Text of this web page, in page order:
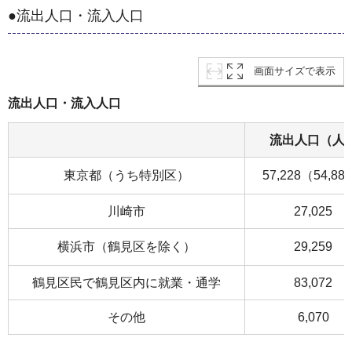
●流出人口・流入人口
画面サイズで表示
流出人口・流入人口
流出人口（人
東京都（うち特別区） 57,228（
川崎市 27,025
横浜市（鶴見区を除く） 29,259
鶴見区民で鶴見区内に就業・通学 83,072
その他 6,070